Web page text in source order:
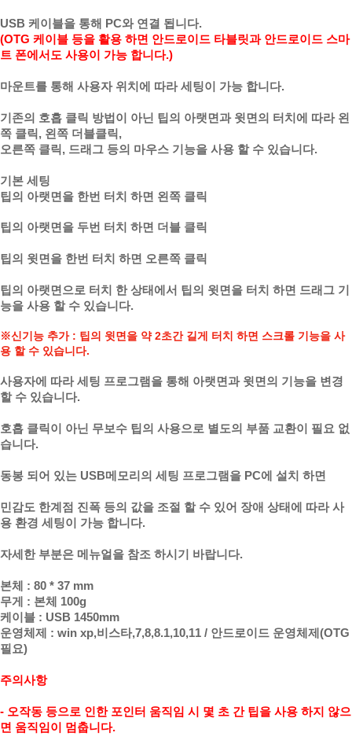
USB 케이블을 통해 PC와 연결 됩니다.
(OTG 케이블 등을 활용 하면 안드로이드 타블릿과 안드로이드 스마
트 폰에서도 사용이 가능 합니다.)
마운트를 통해 사용자 위치에 따라 세팅이 가능 합니다.
기존의 호흡 클릭 방법이 아닌 팁의 아랫면과 윗면의 터치에 따라 왼
쪽 클릭, 왼쪽 더블클릭,
오른쪽 클릭, 드래그 등의 마우스 기능을 사용 할 수 있습니다.
기본 세팅
팁의 아랫면을 한번 터치 하면 왼쪽 클릭
팁의 아랫면을 두번 터치 하면 더블 클릭
팁의 윗면을 한번 터치 하면 오른쪽 클릭
팁의 아랫면으로 터치 한 상태에서 팁의 윗면을 터치 하면 드래그 기
능을 사용 할 수 있습니다.
※신기능 추가 : 팁의 윗면을 약 2초간 길게 터치 하면 스크롤 기능을 사
용 할 수 있습니다.
사용자에 따라 세팅 프로그램을 통해 아랫면과 윗면의 기능을 변경
할 수 있습니다.
호흡 클릭이 아닌 무보수 팁의 사용으로 별도의 부품 교환이 필요 없
습니다.
동봉 되어 있는 USB메모리의 세팅 프로그램을 PC에 설치 하면
민감도 한계점 진폭 등의 값을 조절 할 수 있어 장애 상태에 따라 사
용 환경 세팅이 가능 합니다.
자세한 부분은 메뉴얼을 참조 하시기 바랍니다.
본체 : 80 * 37 mm
무게 : 본체 100g
케이블 : USB 1450mm
운영체제 : win xp,비스타,7,8,8.1,10,11 / 안드로이드 운영체제(OTG
필요)
주의사항
- 오작동 등으로 인한 포인터 움직임 시 몇 초 간 팁을 사용 하지 않으
면 움직임이 멈춥니다.